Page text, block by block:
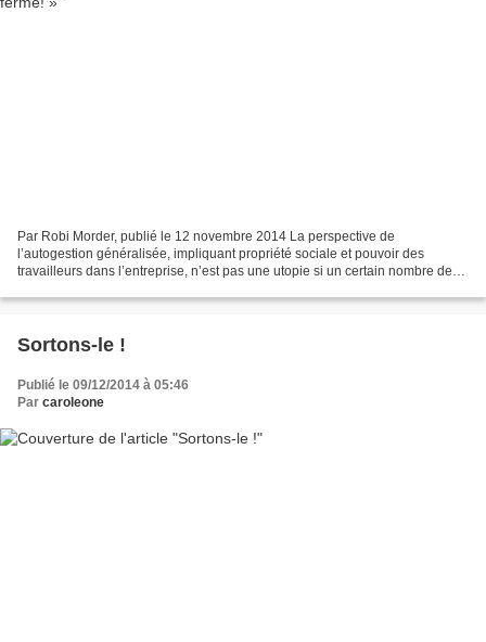
Par Robi Morder, publié le 12 novembre 2014 La perspective de
l’autogestion généralisée, impliquant propriété sociale et pouvoir des
travailleurs dans l’entreprise, n’est pas une utopie si un certain nombre de
Sortons-le !
Publié le 09/12/2014 à 05:46
Par caroleone